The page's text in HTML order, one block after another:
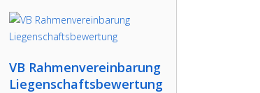
VB Rahmenvereinbarung
Liegenschaftsbewertung